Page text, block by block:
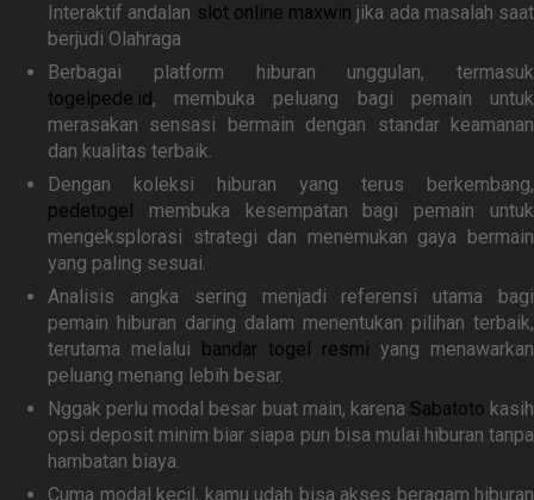
Interaktif andalan slot online maxwin jika ada masalah saat
berjudi Olahraga
Berbagai platform hiburan unggulan, termasuk
togelpede.id , membuka peluang bagi pemain untuk
merasakan sensasi bermain dengan standar keamanan
dan kualitas terbaik.
Dengan koleksi hiburan yang terus berkembang,
pedetogel
membuka kesempatan bagi pemain untuk
mengeksplorasi strategi dan menemukan gaya bermain
yang paling sesuai.
Analisis angka sering menjadi referensi utama bagi
pemain hiburan daring dalam menentukan pilihan terbaik,
terutama melalui
bandar togel resmi yang menawarkan
peluang menang lebih besar.
Nggak perlu modal besar buat main, karena Sabatoto kasih
opsi deposit minim biar siapa pun bisa mulai hiburan tanpa
hambatan biaya.
Cuma modal kecil, kamu udah bisa akses beragam hiburan